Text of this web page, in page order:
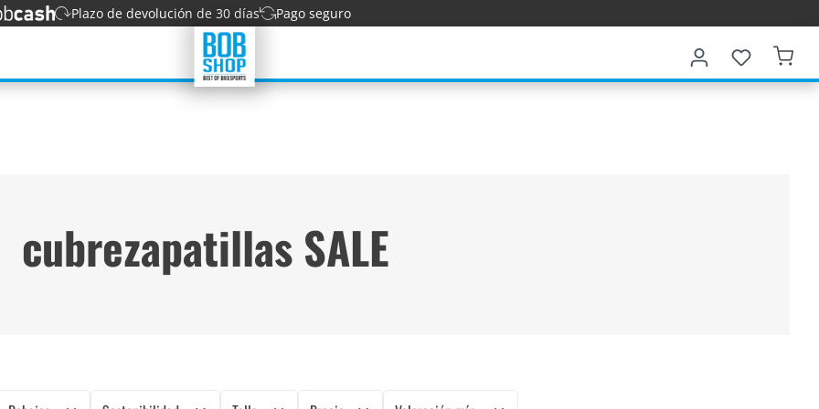
Plazo de devolución de 30 días Pago seguro
cubrezapatillas SALE